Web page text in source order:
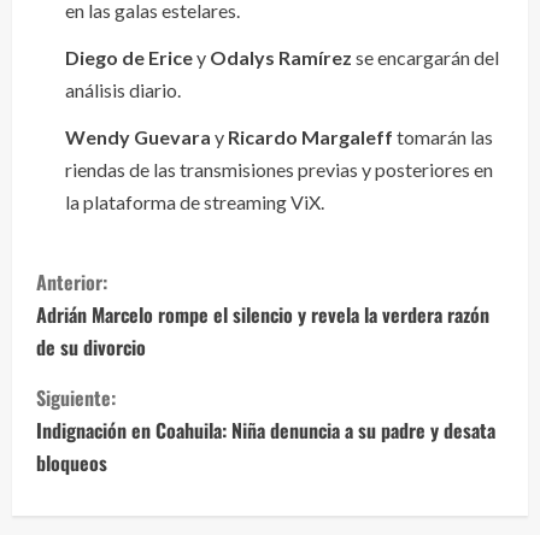
en las galas estelares.
Diego de Ericey Odalys Ramírez se encargarán del
análisis diario.
Wendy Guevara y Ricardo Margaleff tomarán las
riendas de las transmisiones previas y posteriores en
la plataforma de streaming ViX.
S
i
g
u
e
Anterior:
Adrián Marcelo rompe el silencio y revela la verdera razón
de su divorcio
Siguiente:
Indignación en Coahuila: Niña denuncia a su padre y desata
bloqueos